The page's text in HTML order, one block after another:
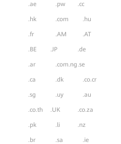
.ae .pw .cc
.hk .com .hu
.fr .AM .AT
.BE .JP .de
.ar .com.ng .se
.ca .dk .co.cr
.sg .uy .au
.co.th .UK .co.za
.pk .li .nz
.br .sa .ie